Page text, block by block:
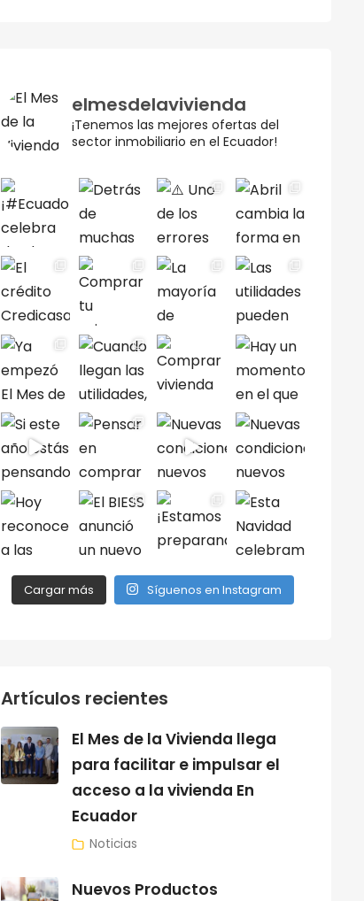
elmesdelavivienda
¡Tenemos las mejores ofertas del
sector inmobiliario en el Ecuador!
Cargar más Síguenos en Instagram
Artículos recientes
El Mes de la Vivienda llega
para facilitar e impulsar el
acceso a la vivienda En
Ecuador
Noticias
Nuevos Productos